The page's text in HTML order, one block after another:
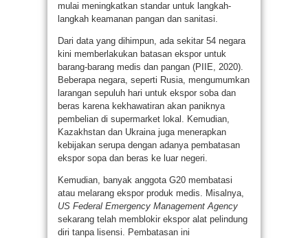
mulai meningkatkan standar untuk langkah-
langkah keamanan pangan dan sanitasi.
Dari data yang dihimpun, ada sekitar 54 negara
kini memberlakukan batasan ekspor untuk
barang-barang medis dan pangan (PIIE, 2020).
Beberapa negara, seperti Rusia, mengumumkan
larangan sepuluh hari untuk ekspor soba dan
beras karena kekhawatiran akan paniknya
pembelian di supermarket lokal. Kemudian,
Kazakhstan dan Ukraina juga menerapkan
kebijakan serupa dengan adanya pembatasan
ekspor sopa dan beras ke luar negeri.
Kemudian, banyak anggota G20 membatasi
atau melarang ekspor produk medis. Misalnya,
US Federal Emergency Management Agency
sekarang telah memblokir ekspor alat pelindung
diri tanpa lisensi. Pembatasan ini